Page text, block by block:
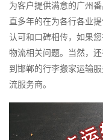
为客户提供满意的广州
直多年的在为各行各业
认可和口碑相传，如果
物流相关问题。当然，
到邯郸的行李搬家运输
流服务商。